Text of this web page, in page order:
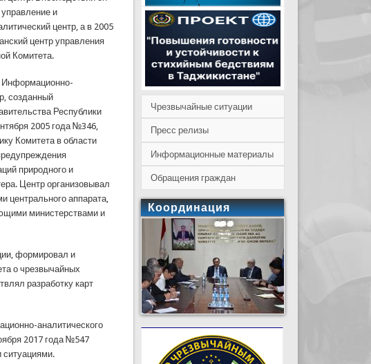
и
центр, а в 2005
центр управления
Комитета.
Информационно-
созданный
Республики
2005 года №346,
Комитета в области
природного и
Центр организовывал
центрального аппарата,
министерствами и
формировал и
о чрезвычайных
разработку карт
аналитического
2017 года №547
ситуациями.
Чрезвычайные ситуации
Пресс релизы
Информационные материалы
Обращения граждан
Координация